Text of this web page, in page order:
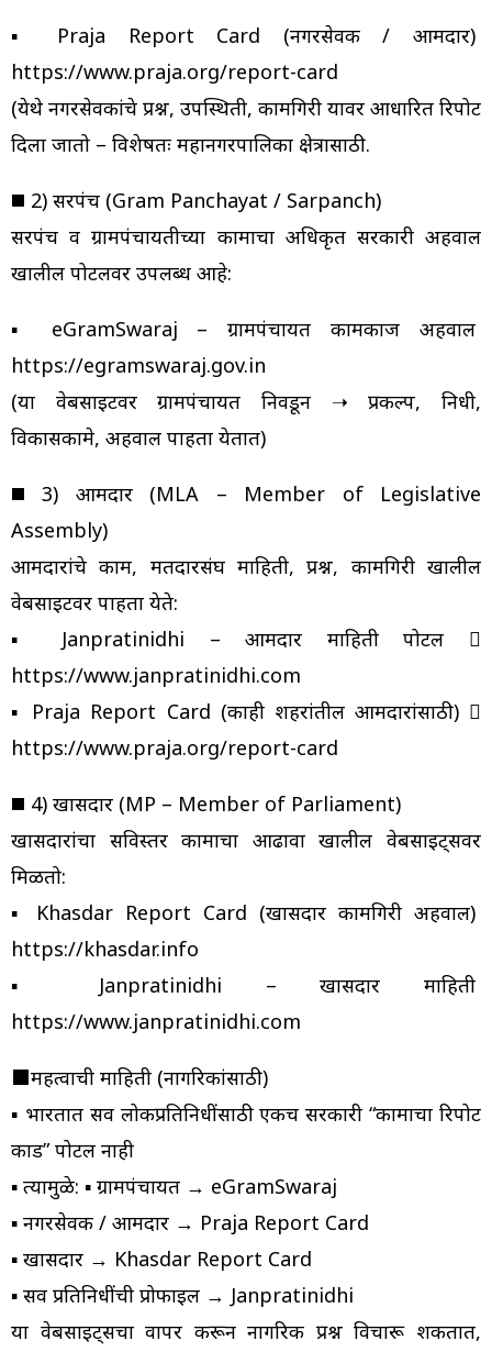
▪️ Praja Report Card (नगरसेवक / आमदार)
https://www.praja.org/report-card
(येथे नगरसेवकांचे प्रश्न, उपस्थिती, कामगिरी यावर आधारित रिपोर्ट
दिला जातो – विशेषतः महानगरपालिका क्षेत्रासाठी.
◼️ 2) सरपंच (Gram Panchayat / Sarpanch)
सरपंच व ग्रामपंचायतीच्या कामाचा अधिकृत सरकारी अहवाल
खालील पोर्टलवर उपलब्ध आहे:
▪️ eGramSwaraj – ग्रामपंचायत कामकाज अहवाल
https://egramswaraj.gov.in
(या वेबसाईटवर ग्रामपंचायत निवडून ➝ प्रकल्प, निधी,
विकासकामे, अहवाल पाहता येतात)
◼️ 3) आमदार (MLA – Member of Legislative
Assembly)
आमदारांचे काम, मतदारसंघ माहिती, प्रश्न, कामगिरी खालील
वेबसाईटवर पाहता येते:
▪️ Janpratinidhi – आमदार माहिती पोर्टल 
https://www.janpratinidhi.com
▪️ Praja Report Card (काही शहरांतील आमदारांसाठी) 
https://www.praja.org/report-card
◼️ 4) खासदार (MP – Member of Parliament)
खासदारांचा सविस्तर कामाचा आढावा खालील वेबसाईट्सवर
मिळतो:
▪️ Khasdar Report Card (खासदार कामगिरी अहवाल)
https://khasdar.info
▪️ Janpratinidhi – खासदार माहिती
https://www.janpratinidhi.com
⬛महत्वाची माहिती (नागरिकांसाठी)
▪️ भारतात सर्व लोकप्रतिनिधींसाठी एकच सरकारी “कामाचा रिपोर्ट
कार्ड” पोर्टल नाही
▪️ त्यामुळे: ▪️ ग्रामपंचायत → eGramSwaraj
▪️ नगरसेवक / आमदार → Praja Report Card
▪️ खासदार → Khasdar Report Card
▪️ सर्व प्रतिनिधींची प्रोफाइल → Janpratinidhi
या वेबसाईट्सचा वापर करून नागरिक प्रश्न विचारू शकतात,